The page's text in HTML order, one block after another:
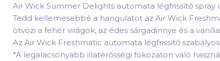
Air Wick Summer Delights automata légfrissítő spray
Tedd kellemesebbé a hangulatot az Air Wick
ötvözi a fehér virágok, az édes sárgadinnye és a
Az Air Wick Freshmatic automata légfrissítő
*A legalacsonyabb illaterősségi fokozaton való